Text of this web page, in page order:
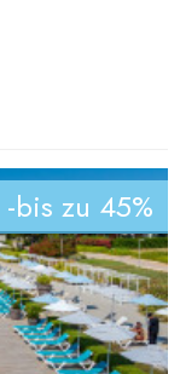
-bis zu 45%